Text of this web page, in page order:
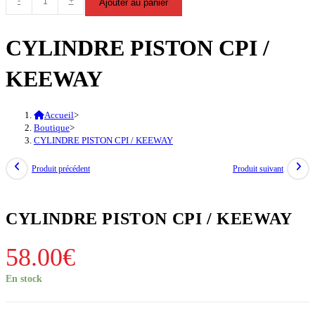
de
PISTON
/
Ajouter au panier
CYLINDRE PISTON CPI /
KEEWAY
Accueil>
Boutique>
CYLINDRE PISTON CPI / KEEWAY
Produit précédent Produit suivant
CYLINDRE PISTON CPI / KEEWAY
58.00€
En stock